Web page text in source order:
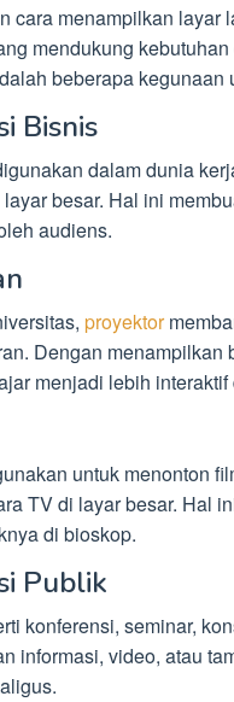
cara menampilkan layar
mendukung
beberapa kegunaan
Bisnis
dalam dunia
besar. Hal ini
audiens.
proyektor
Dengan
menjadi lebih interaktif
untuk menonton
TV di layar besar. Hal
di bioskop.
Publik
konferensi, seminar,
informasi, video, atau